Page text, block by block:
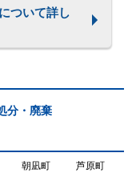
ついて詳し
分・廃棄
朝凪町
芦原町